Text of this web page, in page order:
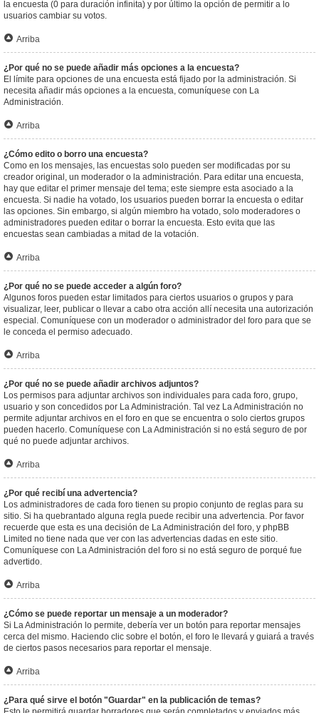
la encuesta (0 para duración infinita) y por último la opción de permitir a lo
usuarios cambiar su votos.
Arriba
¿Por qué no se puede añadir más opciones a la encuesta?
El límite para opciones de una encuesta está fijado por la administración. Si
necesita añadir más opciones a la encuesta, comuníquese con La
Administración.
Arriba
¿Cómo edito o borro una encuesta?
Como en los mensajes, las encuestas solo pueden ser modificadas por su
creador original, un moderador o la administración. Para editar una encuesta,
hay que editar el primer mensaje del tema; este siempre esta asociado a la
encuesta. Si nadie ha votado, los usuarios pueden borrar la encuesta o editar
las opciones. Sin embargo, si algún miembro ha votado, solo moderadores o
administradores pueden editar o borrar la encuesta. Esto evita que las
encuestas sean cambiadas a mitad de la votación.
Arriba
¿Por qué no se puede acceder a algún foro?
Algunos foros pueden estar limitados para ciertos usuarios o grupos y para
visualizar, leer, publicar o llevar a cabo otra acción allí necesita una autorización
especial. Comuníquese con un moderador o administrador del foro para que se
le conceda el permiso adecuado.
Arriba
¿Por qué no se puede añadir archivos adjuntos?
Los permisos para adjuntar archivos son individuales para cada foro, grupo,
usuario y son concedidos por La Administración. Tal vez La Administración no
permite adjuntar archivos en el foro en que se encuentra o solo ciertos grupos
pueden hacerlo. Comuníquese con La Administración si no está seguro de por
qué no puede adjuntar archivos.
Arriba
¿Por qué recibí una advertencia?
Los administradores de cada foro tienen su propio conjunto de reglas para su
sitio. Si ha quebrantado alguna regla puede recibir una advertencia. Por favor
recuerde que esta es una decisión de La Administración del foro, y phpBB
Limited no tiene nada que ver con las advertencias dadas en este sitio.
Comuníquese con La Administración del foro si no está seguro de porqué fue
advertido.
Arriba
¿Cómo se puede reportar un mensaje a un moderador?
Si La Administración lo permite, debería ver un botón para reportar mensajes
cerca del mismo. Haciendo clic sobre el botón, el foro le llevará y guiará a través
de ciertos pasos necesarios para reportar el mensaje.
Arriba
¿Para qué sirve el botón "Guardar" en la publicación de temas?